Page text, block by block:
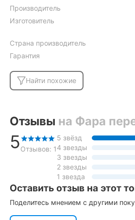
Производитель
Изготовитель
Страна производитель
Гарантия
Найти похожие
Отзывы на Фара
5Отзывов: 1
5 звёзд
4 звезды
3 звезды
2 звезды
1 звезда
Оставить отзыв на этот
Поделитесь мнением с другими